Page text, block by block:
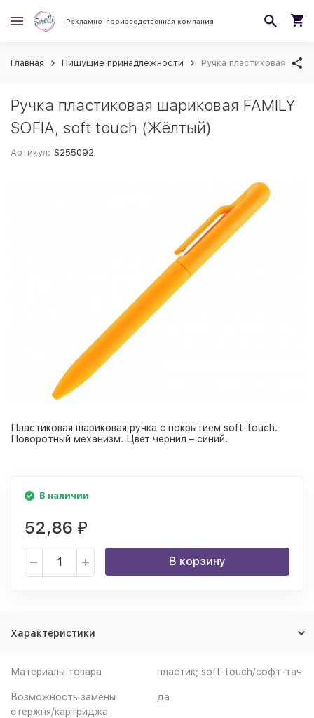
Рекламно-производственная компания
Главная Пишущие принадлежности Ручка пластиковая
Ручка пластиковая шариковая FAMILY
SOFIA, soft touch (Жёлтый)
Артикул: S255092
Пластиковая шариковая ручка с покрытием soft-touch.
Поворотный механизм. Цвет чернил – синий.
В наличии
52,86 ₽
В корзину
Характеристики
Материалы товара пластик; soft-touch/софт-тач
Возможность замены
стержня/картриджа
да